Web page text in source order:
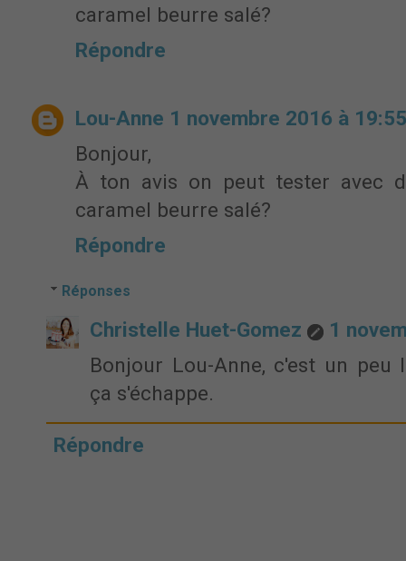
caramel beurre salé?
Répondre
Lou-Anne 1 novembre 2016 à 19:55
Bonjour,
À ton avis on peut tester avec
caramel beurre salé?
Répondre
Réponses
Christelle Huet-Gomez
1
Bonjour Lou-Anne, c'est un peu
ça s'échappe.
Répondre